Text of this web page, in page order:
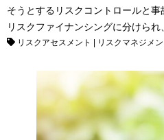
そうとするリスクコントロールと
リスクファイナンシングに分けられ
リスクアセスメント | リスクマネジメン